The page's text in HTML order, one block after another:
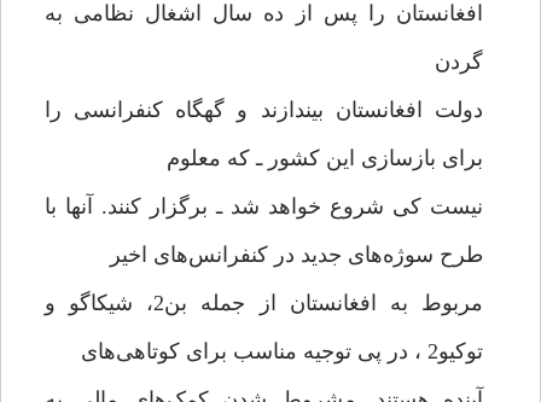
افغانستان را پس از ده سال اشغال نظامی به
گردن
دولت افغانستان بیندازند و گهگاه کنفرانسی را
برای بازسازی این کشور ـ که معلوم
نیست کی شروع خواهد شد ـ برگزار کنند. آنها با
طرح سوژه‌های جدید در کنفرانس‌های اخیر
مربوط به افغانستان از جمله بن2، شیکاگو و
توکیو2 ، در پی توجیه مناسب برای کوتاهی‌های